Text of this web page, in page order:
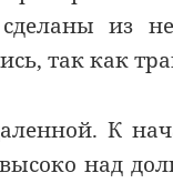
из
так как
К
над